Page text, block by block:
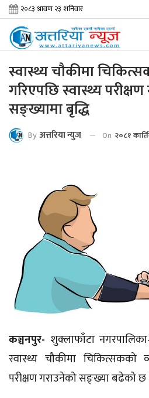
स्वास्थ्य चौकीमा
गरिएपछि स्वास्थ्य
सङ्ख्यामा बृद्धि
By अत्तरिया न्युज On २०८१
कञ्चनपुर- शुक्लाफाँटा
स्वास्थ्य चौकीमा चिकित्सकको
परीक्षण गराउनेको सङ्ख्या बढेको छ